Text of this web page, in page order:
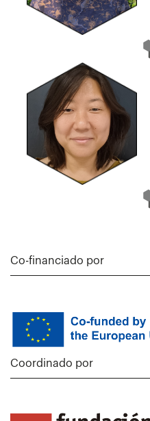
Co-financiado por
Coordinado por